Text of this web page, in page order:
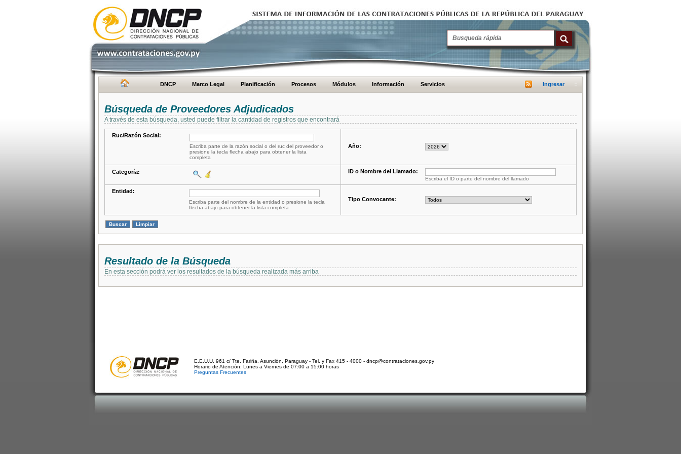
DNCP Marco Legal Planificación Procesos Módulos Información Servicios Ingresar
Búsqueda de Proveedores Adjudicados
A través de esta búsqueda, usted puede filtrar la cantidad de registros que encontrará
Ruc/Razón Social:
Escriba parte de la razón social o del ruc del proveedor o
presione la tecla flecha abajo para obtener la lista
completa
Año:
Categoría: ID o Nombre del Llamado:
Escriba el ID o parte del nombre del llamado
Entidad:
Escriba parte del nombre de la entidad o presione la tecla
flecha abajo para obtener la lista completa
Tipo Convocante:
Resultado de la Búsqueda
En esta sección podrá ver los resultados de la búsqueda realizada más arriba
E.E.U.U. 961 c/ Tte. Fariña. Asunción, Paraguay - Tel. y Fax 415 - 4000 - dncp@contrataciones.gov.py
Horario de Atención: Lunes a Viernes de 07:00 a 15:00 horas
Preguntas Frecuentes